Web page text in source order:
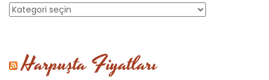
Kategoriler
Harpuşta Fiyatları